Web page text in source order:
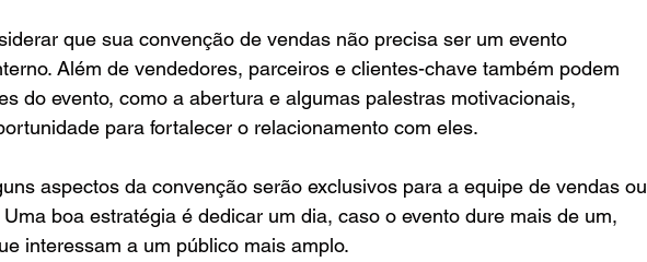
que sua convenção de vendas não precisa ser um evento
Além de vendedores, parceiros e clientes-chave também podem
do evento, como a abertura e algumas palestras motivacionais,
para fortalecer o relacionamento com eles.
aspectos da convenção serão exclusivos para a equipe de vendas ou
boa estratégia é dedicar um dia, caso o evento dure mais de um,
interessam a um público mais amplo.